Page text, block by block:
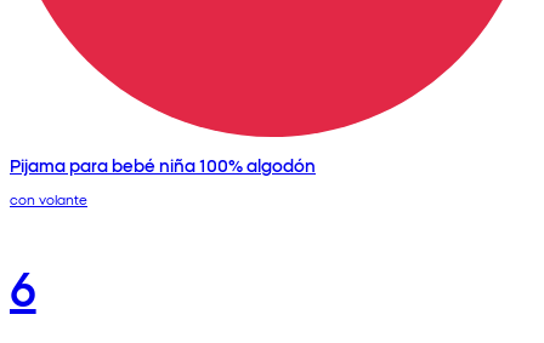
Pijama para bebé niña 100% algodón
con volante
6